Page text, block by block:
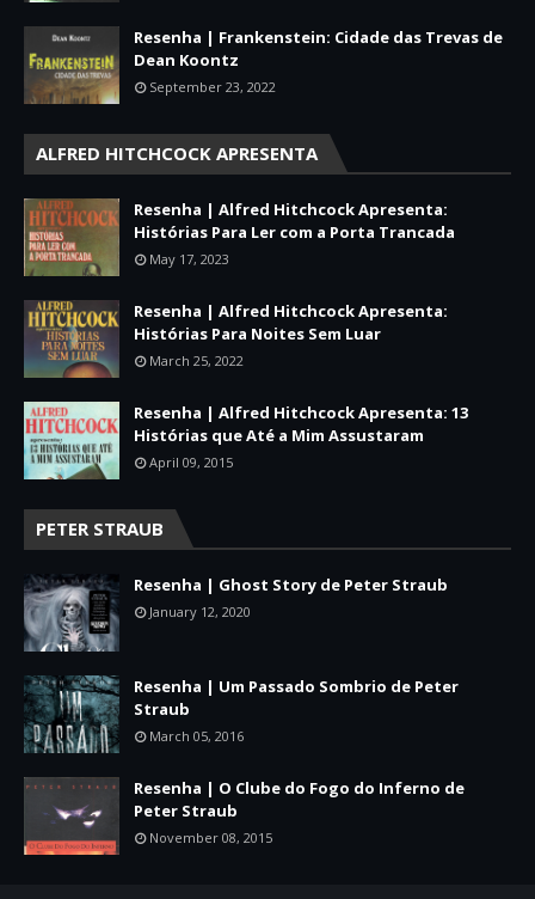
Resenha | Frankenstein: Cidade das Trevas de
Dean Koontz
September 23, 2022
ALFRED HITCHCOCK APRESENTA
Resenha | Alfred Hitchcock Apresenta:
Histórias Para Ler com a Porta Trancada
May 17, 2023
Resenha | Alfred Hitchcock Apresenta:
Histórias Para Noites Sem Luar
March 25, 2022
Resenha | Alfred Hitchcock Apresenta: 13
Histórias que Até a Mim Assustaram
April 09, 2015
PETER STRAUB
Resenha | Ghost Story de Peter Straub
January 12, 2020
Resenha | Um Passado Sombrio de Peter
Straub
March 05, 2016
Resenha | O Clube do Fogo do Inferno de
Peter Straub
November 08, 2015